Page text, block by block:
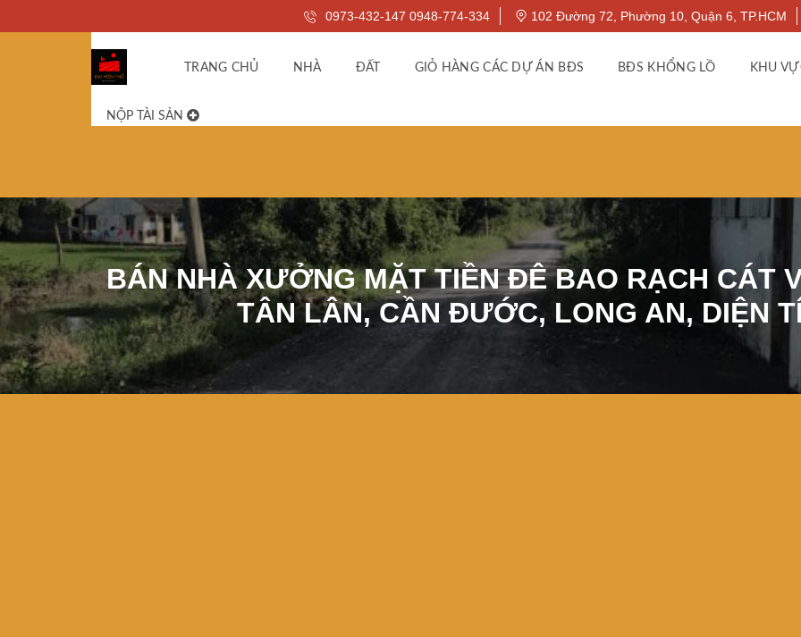
0973-432-147 0948-774-334 102 Đường 72, Phường 10, Quận 6, TP.HCM
TRANG CHỦ NHÀ ĐẤT GIỎ HÀNG CÁC DỰ ÁN BĐS BĐS KHỔNG LỒ KHU
NỘP TÀI SẢN
BÁN NHÀ XƯỞNG MẶT TIỀN ĐÊ BAO RẠCH CÁT
TÂN LÂN, CẦN ĐƯỚC, LONG AN, DIỆN